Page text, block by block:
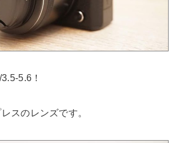
5.6！
スのレンズです。